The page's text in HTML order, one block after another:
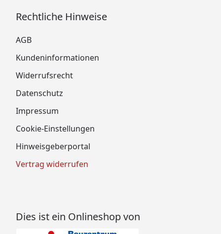
Rechtliche Hinweise
AGB
Kundeninformationen
Widerrufsrecht
Datenschutz
Impressum
Cookie-Einstellungen
Hinweisgeberportal
Vertrag widerrufen
Dies ist ein Onlineshop von